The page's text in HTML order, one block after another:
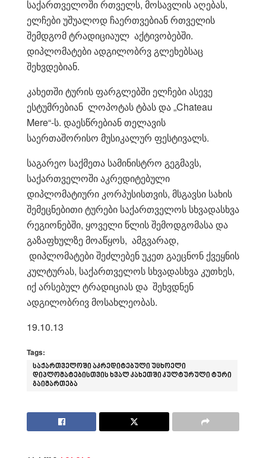
საქართველოში რთველს, მოსავლის აღებას,
ელჩები უშუალოდ ჩაერთვებიან რთველის
შემდგომ ტრადიციაულ აქტივობებში.
დიპლომატები ადგილობრვ გლეხებსაც
შეხვდებიან.
კახეთში ტურის ფარგლებში ელჩები ასევე
ესტუმრებიან ლოპოტას ტბას და „Chateau
Mere“-ს. დაესწრებიან თელავის
საერთაშორისო მუსიკალურ ფესტივალს.
საგარეო საქმეთა სამინისტრო გეგმავს,
საქართველოში აკრედიტებული
დიპლომატიური კორპუსისთვის, მსგავსი სახის
შემეცნებითი ტურები საქართველოს სხვადასხვა
რეგიონებში, ყოველი წლის შემოდგომასა და
გაზაფხულზე მოაწყოს, ამგვარად,
დიპლომატები შეძლებენ უკეთ გაეცნონ ქვეყნის
კულტურას, საქართველოს სხვადასხვა კუთხეს,
იქ არსებულ ტრადიციას და შეხვდნენ
ადგილობრივ მოსახლეობას.
19.10.13
Tags:
საქართველოში აკრედიტებული უცხოელი
დიპლომატებისთვის ხვალ კახეთში კულტურული ტური
გაიმართება